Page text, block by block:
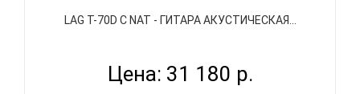
LAG T-70D C NAT - ГИТАРА АКУСТИЧЕСКАЯ...
Цена: 31 180 р.